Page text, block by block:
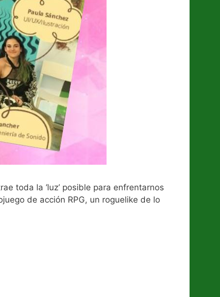
toda la ‘luz’ posible para enfrentarnos
de acción RPG, un roguelike de lo